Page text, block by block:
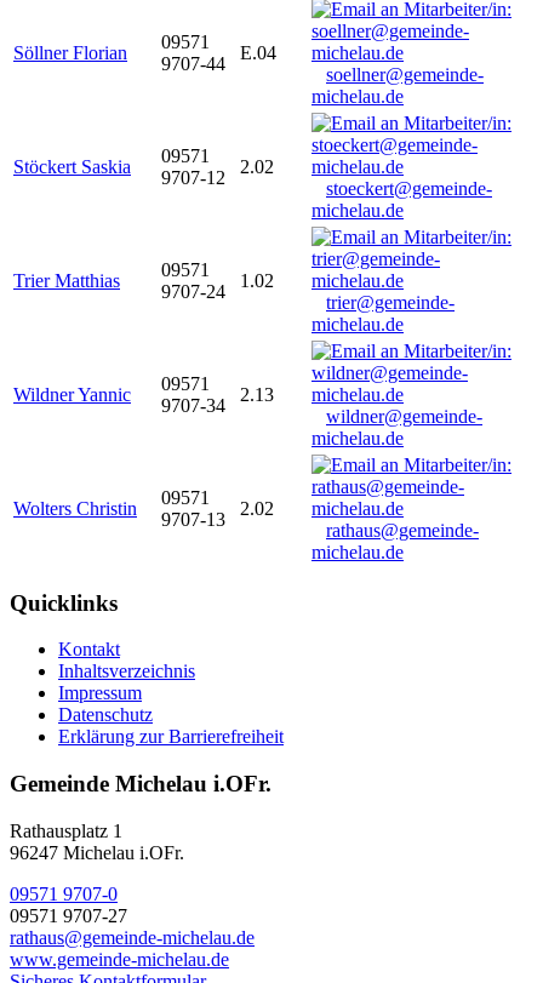
Söllner Florian
09571
9707-44
E.04
soellner@gemeinde-
michelau.de
Stöckert Saskia
09571
9707-12
2.02
stoeckert@gemeinde-
michelau.de
Trier Matthias
09571
9707-24
1.02
trier@gemeinde-
michelau.de
Wildner Yannic
09571
9707-34
2.13
wildner@gemeinde-
michelau.de
Wolters Christin
09571
9707-13
2.02
rathaus@gemeinde-
michelau.de
Quicklinks
Kontakt
Inhaltsverzeichnis
Impressum
Datenschutz
Erklärung zur Barrierefreiheit
Gemeinde Michelau i.OFr.
Rathausplatz 1
96247 Michelau i.OFr.
09571 9707-0
09571 9707-27
rathaus@gemeinde-michelau.de
www.gemeinde-michelau.de